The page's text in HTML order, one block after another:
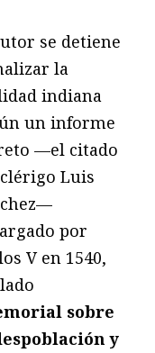
se detiene
la
indiana
un informe
—el citado
Luis
por
V en 1540,
sobre
y